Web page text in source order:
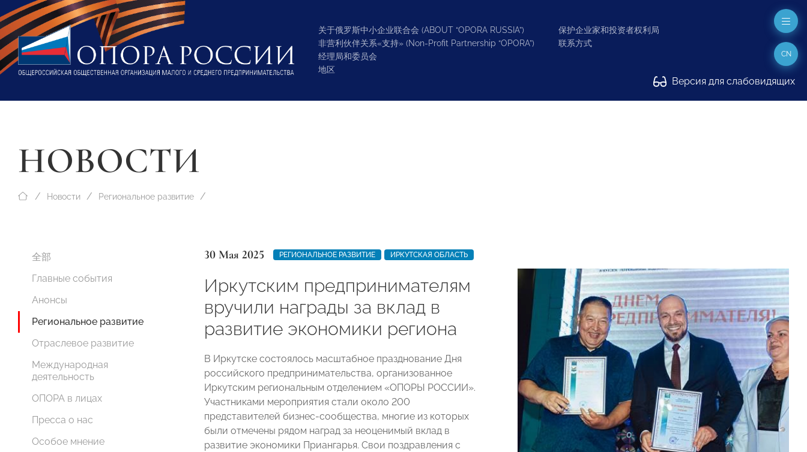
关于俄罗斯中小企业联合会 (ABOUT “OPORA RUSSIA”)
非营利伙伴关系«支持» (Non-Profit Partnership “OPORA”)
经理局和委员会
地区
保护企业家和投资者权利局
联系方式
Версия для слабовидящих
CN
НОВОСТИ
Новости Региональное развитие
全部
Главные события
Анонсы
Региональное развитие
Отраслевое развитие
Международная
деятельность
ОПОРА в лицах
Пресса о нас
Особое мнение
30 Мая 2025 РЕГИОНАЛЬНОЕ РАЗВИТИЕ ИРКУТСКАЯ ОБЛАСТЬ
Иркутским предпринимателям
вручили награды за вклад в
развитие экономики региона
В Иркутске состоялось масштабное празднование Дня
российского предпринимательства, организованное
Иркутским региональным отделением «ОПОРЫ РОССИИ».
Участниками мероприятия стали около 200
представителей бизнес-сообщества, многие из которых
были отмечены рядом наград за неоценимый вклад в
развитие экономики Приангарья. Свои поздравления с